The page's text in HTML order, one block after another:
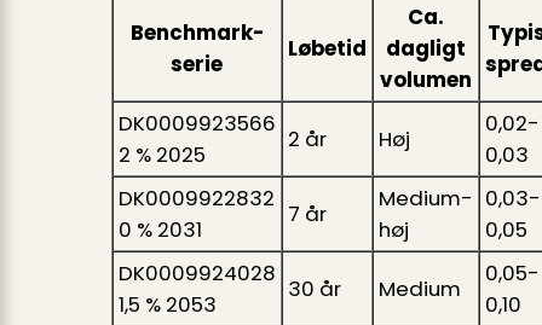
Benchmark-
serie
Løbetid
Ca.
dagligt
volumen
DK0009923566
2 % 2025
2 år Høj
0,02-
0,03
DK0009922832
0 % 2031
7 år
Medium-
høj
0,03-
0,05
DK0009924028
1,5 % 2053
30 år Medium
0,05-
0,10